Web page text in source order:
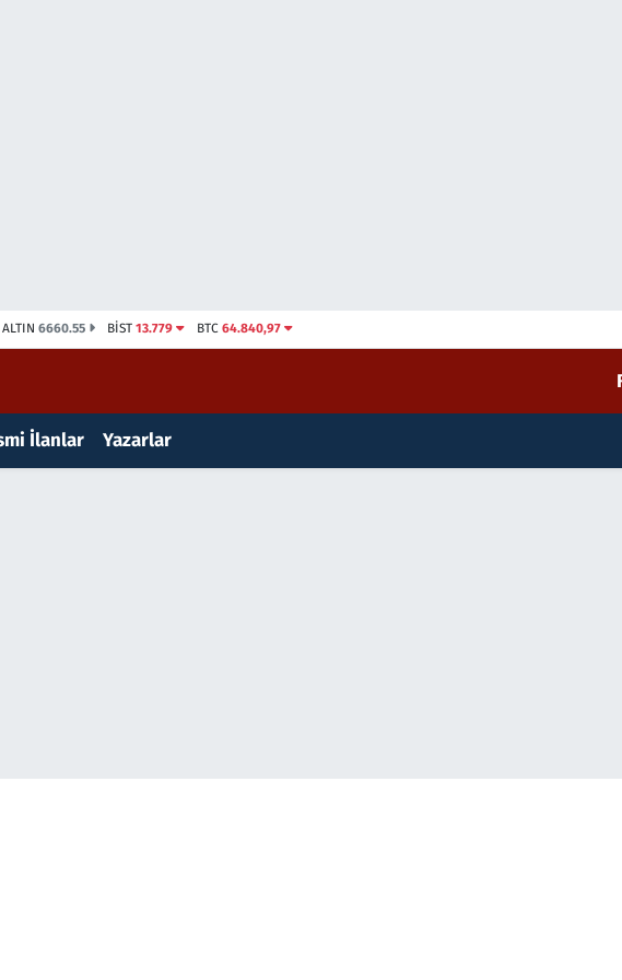
ALTIN 6660.55 BİST13.779 BTC 64.840,97
İlanlar Yazarlar